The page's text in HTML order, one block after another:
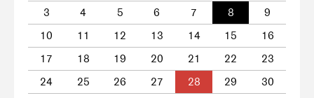
3
4 5 6 7 8
9
10
11 12 13 14 15
16
17
18 19 20 21 22
23
24
25 26 27 28 29
30